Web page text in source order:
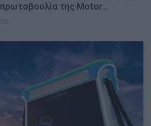
της Motor…